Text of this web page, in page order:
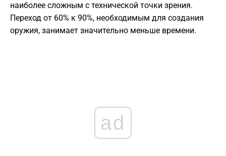
наиболее сложным с технической точки зрения.
Переход от 60% к 90%, необходимым для создания
оружия, занимает значительно меньше времени.
ad